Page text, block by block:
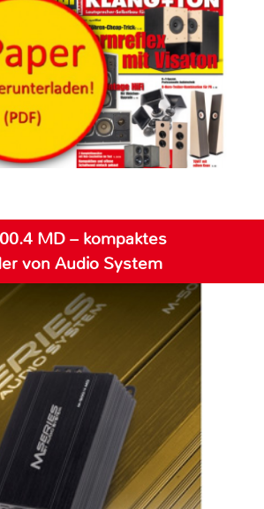
MD – kompaktes
von Audio System